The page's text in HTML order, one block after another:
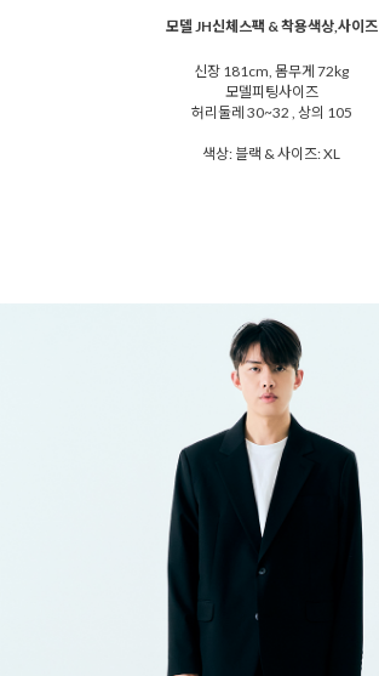
모델 JH신체스팩 & 착용색상,사이즈
신장 181cm, 몸무게 72kg
모델피팅사이즈
허리둘레 30~32 , 상의 105
색상: 블랙 & 사이즈: XL